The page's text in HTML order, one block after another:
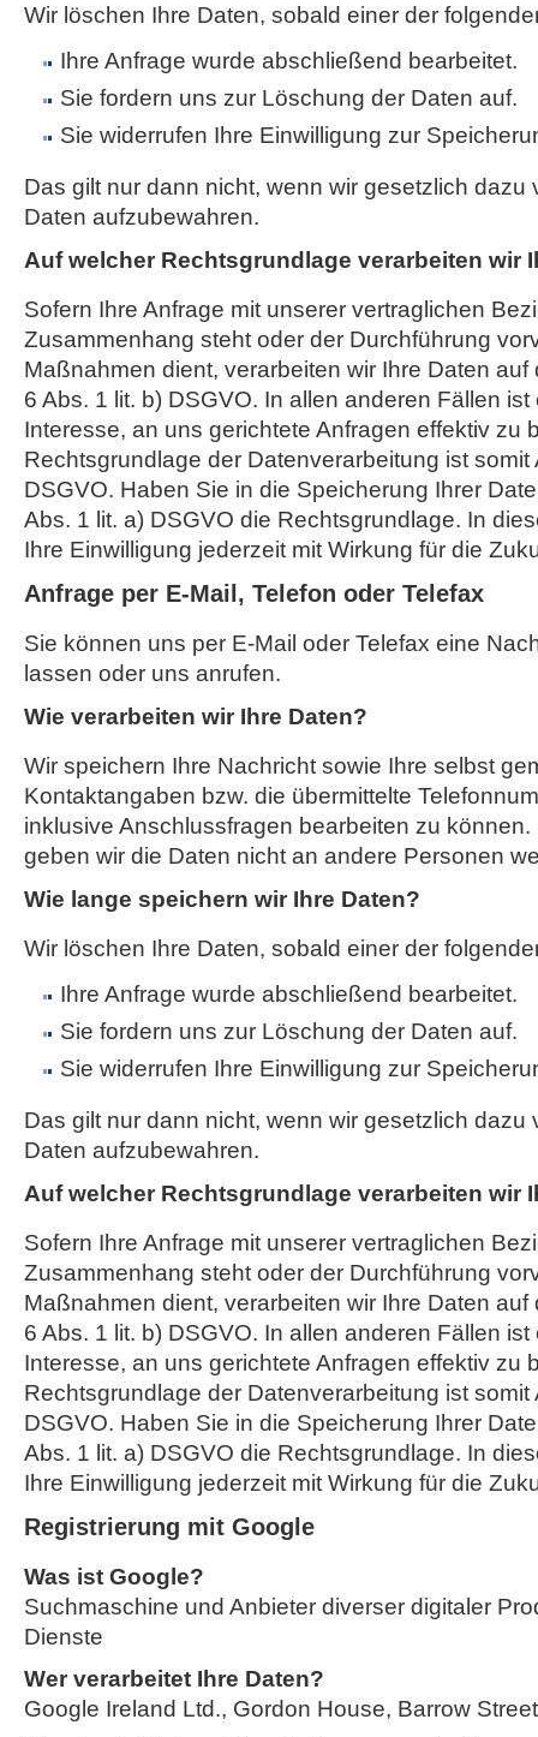
Wir löschen Ihre Daten, sobald einer der
Ihre Anfrage wurde abschließend bearbeitet.
Sie fordern uns zur Löschung der Daten auf.
Sie widerrufen Ihre Einwilligung zur
Das gilt nur dann nicht, wenn wir gesetzlich dazu
Daten aufzubewahren.
Auf welcher Rechtsgrundlage verarbeiten wir
Sofern Ihre Anfrage mit unserer vertraglichen
Zusammenhang steht oder der Durchführung
Maßnahmen dient, verarbeiten wir Ihre Daten auf
6 Abs. 1 lit. b) DSGVO. In allen anderen Fällen
Interesse, an uns gerichtete Anfragen effektiv zu
Rechtsgrundlage der Datenverarbeitung ist somit
DSGVO. Haben Sie in die Speicherung Ihrer
Abs. 1 lit. a) DSGVO die Rechtsgrundlage. In
Ihre Einwilligung jederzeit mit Wirkung für die
Anfrage per E-Mail, Telefon oder Telefax
Sie können uns per E-Mail oder Telefax eine
lassen oder uns anrufen.
Wie verarbeiten wir Ihre Daten?
Wir speichern Ihre Nachricht sowie Ihre selbst
Kontaktangaben bzw. die übermittelte
inklusive Anschlussfragen bearbeiten zu
geben wir die Daten nicht an andere Personen
Wie lange speichern wir Ihre Daten?
Wir löschen Ihre Daten, sobald einer der
Ihre Anfrage wurde abschließend bearbeitet.
Sie fordern uns zur Löschung der Daten auf.
Sie widerrufen Ihre Einwilligung zur
Das gilt nur dann nicht, wenn wir gesetzlich dazu
Daten aufzubewahren.
Auf welcher Rechtsgrundlage verarbeiten wir
Sofern Ihre Anfrage mit unserer vertraglichen
Zusammenhang steht oder der Durchführung
Maßnahmen dient, verarbeiten wir Ihre Daten auf
6 Abs. 1 lit. b) DSGVO. In allen anderen Fällen
Interesse, an uns gerichtete Anfragen effektiv zu
Rechtsgrundlage der Datenverarbeitung ist somit
DSGVO. Haben Sie in die Speicherung Ihrer
Abs. 1 lit. a) DSGVO die Rechtsgrundlage. In
Ihre Einwilligung jederzeit mit Wirkung für die
Registrierung mit Google
Was ist Google?
Suchmaschine und Anbieter diverser digitaler
Dienste
Wer verarbeitet Ihre Daten?
Google Ireland Ltd., Gordon House, Barrow